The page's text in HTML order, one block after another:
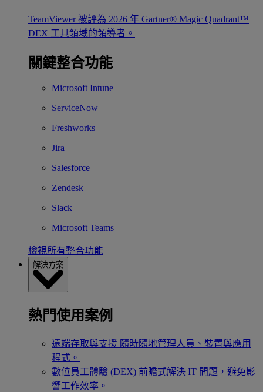
TeamViewer 被評為 2026 年 Gartner® Magic Quadrant™
DEX 工具領域的領導者。
關鍵整合功能
Microsoft Intune
ServiceNow
Freshworks
Jira
Salesforce
Zendesk
Slack
Microsoft Teams
檢視所有整合功能
解決方案
熱門使用案例
遠端存取與支援 隨時隨地管理人員、裝置與應用
程式。
數位員工體驗 (DEX) 前瞻式解決 IT 問題，避免影
響工作效率。